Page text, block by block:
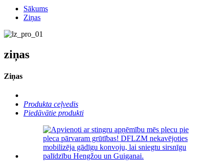
Sākums
Ziņas
ziņas
Ziņas
Produkta ceļvedis
Piedāvātie produkti